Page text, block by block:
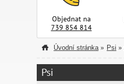
Objednat na
739 854 814
Úvodní stránka » Psi »
Psi